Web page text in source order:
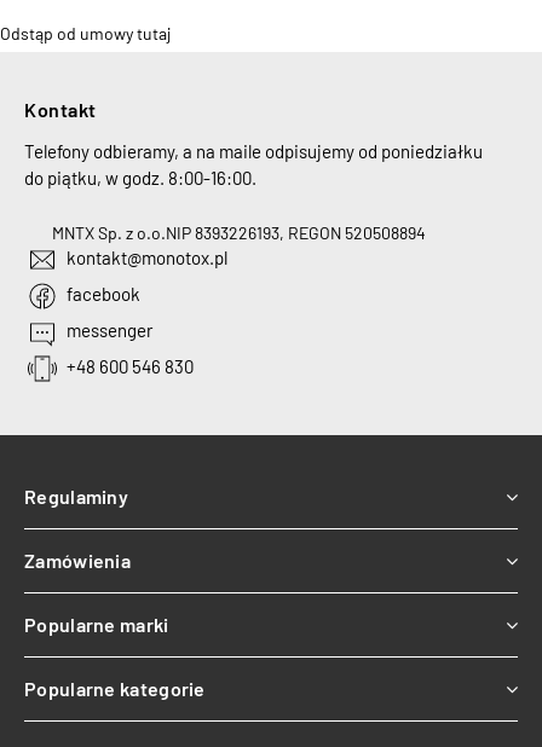
Odstąp od umowy tutaj
Kontakt
Telefony odbieramy, a na maile odpisujemy od poniedziałku
do piątku, w godz. 8:00-16:00.
MNTX Sp. z o.o.NIP 8393226193, REGON 520508894
kontakt@monotox.pl
facebook
messenger
+48 600 546 830
Regulaminy
Zamówienia
Popularne marki
Popularne kategorie